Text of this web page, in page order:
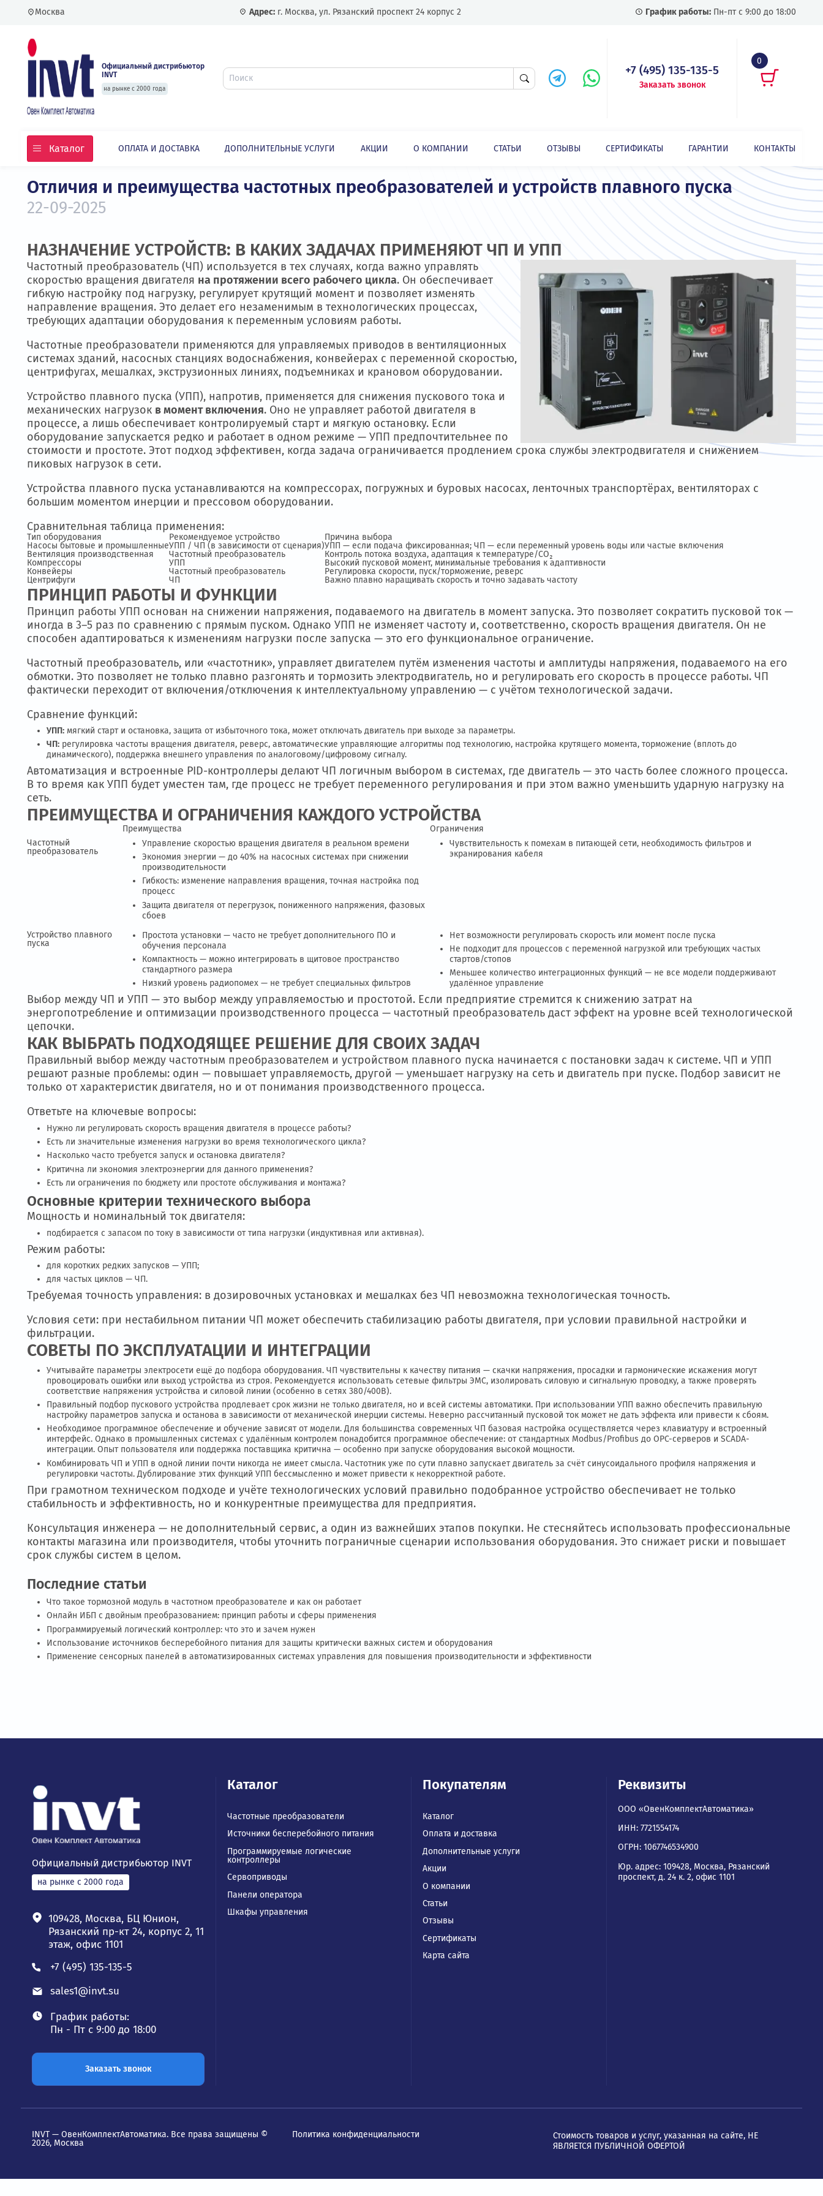
Москва Адрес:г. Москва, ул. Рязанский проспект 24 корпус 2 График работы:Пн-пт
Официальный дистрибьютор
INVT +7 (495) 135-135-5
Каталог СЕРТИФИКАТЫ ГАРАНТИИ
Отличия и преимущества частотных преобразователей и устройств плавного пуска
НАЗНАЧЕНИЕ УСТРОЙСТВ: В КАКИХ ЗАДАЧАХ ПРИМЕНЯЮТ ЧП И УПП
Частотный преобразователь (ЧП) используется в тех случаях, когда важно управлять
скоростью вращения двигателяна протяжении всего рабочего цикла. Он обеспечивает
гибкую настройку под нагрузку, регулирует крутящий момент и позволяет изменять
направление вращения. Это делает его незаменимым в технологических процессах,
требующих адаптации оборудования к переменным условиям работы.
Частотные преобразователи применяются для управляемых приводов в вентиляционных
системах зданий, насосных станциях водоснабжения, конвейерах с переменной скоростью,
центрифугах, мешалках, экструзионных линиях, подъемниках и крановом оборудовании.
Устройство плавного пуска (УПП), напротив, применяется для снижения пускового тока и
механических нагрузок в момент включения. Оно не управляет работой двигателя в
процессе, а лишь обеспечивает контролируемый старт и мягкую остановку. Если
оборудование запускается редко и работает в одном режиме — УПП предпочтительнее по
стоимости и простоте. Этот подход эффективен, когда задача ограничивается продлением срока службы электродвигателя и
Устройства плавного пуска устанавливаются на компрессорах, погружных и буровых насосах, ленточных транспортёрах,
большим моментом инерции и прессовом оборудовании.
Сравнительная таблица применения:
Тип оборудования Рекомендуемое устройство
Насосы бытовые и промышленные УПП / ЧП (в зависимости от сценария)
УПП — если подача фиксированная; ЧП — если переменный уровень воды или частые включения
Вентиляция производственная
Частотный преобразователь Контроль потока воздуха, адаптация к температуре/CO₂
Компрессоры УПП Высокий пусковой момент, минимальные требования к адаптивности
Конвейеры Частотный преобразователь Регулировка скорости, пуск/торможение, реверс
Центрифуги ЧП Важно плавно наращивать скорость и точно задавать частоту
ПРИНЦИП РАБОТЫ И ФУНКЦИИ
Принцип работы УПП основан на снижении напряжения, подаваемого на двигатель в момент запуска. Это позволяет сократить
иногда в 3–5 раз по сравнению с прямым пуском. Однако УПП не изменяет частоту и, соответственно, скорость вращения двигателя.
способен адаптироваться к изменениям нагрузки после запуска — это его функциональное ограничение.
Частотный преобразователь, или «частотник», управляет двигателем путём изменения частоты и амплитуды напряжения,
обмотки. Это позволяет не только плавно разгонять и тормозить электродвигатель, но и регулировать его скорость в процессе
фактически переходит от включения/отключения к интеллектуальному управлению — с учётом технологической задачи.
Сравнение функций:
УПП:мягкий старт и остановка, защита от избыточного тока, может отключать двигатель при выходе за параметры.
регулировка частоты вращения двигателя, реверс, автоматические управляющие алгоритмы под технологию, настройка крутящего момента, торможение (вплоть до
динамического), поддержка внешнего управления по аналоговому/цифровому сигналу.
Автоматизация и встроенные PID-контроллеры делают ЧП логичным выбором в системах, где двигатель — это часть более сложного
В то время как УПП будет уместен там, где процесс не требует переменного регулирования и при этом важно уменьшить ударную
ПРЕИМУЩЕСТВА И ОГРАНИЧЕНИЯ КАЖДОГО УСТРОЙСТВА
Преимущества
Частотный
преобразователь
Управление скоростью вращения двигателя в реальном времени
Экономия энергии — до 40% на насосных системах при снижении
производительности
Гибкость: изменение направления вращения, точная настройка под
процесс
Защита двигателя от перегрузок, пониженного напряжения, фазовых
сбоев
Чувствительность к помехам в питающей сети, необходимость
экранирования кабеля
Устройство плавного
пуска
Простота установки — часто не требует дополнительного ПО и
обучения персонала
Компактность — можно интегрировать в щитовое пространство
стандартного размера
Низкий уровень радиопомех — не требует специальных фильтров
Не подходит для процессов с переменной нагрузкой или требующих
стартов/стопов
Меньшее количество интеграционных функций — не все модели
Выбор между ЧП и УПП — это выбор между управляемостью и простотой. Если предприятие стремится к снижению затрат на
энергопотребление и оптимизации производственного процесса —
цепочки.
КАК ВЫБРАТЬ ПОДХОДЯЩЕЕ РЕШЕНИЕ ДЛЯ СВОИХ ЗАДАЧ
Правильный выбор между частотным преобразователем и устройством плавного пуска начинается с постановки задач к системе.
решают разные проблемы: один — повышает управляемость, другой — уменьшает нагрузку на сеть и двигатель при пуске. Подбор
только от характеристик двигателя, но и от понимания производственного процесса.
Ответьте на ключевые вопросы:
Нужно ли регулировать скорость вращения двигателя в процессе работы?
Есть ли значительные изменения нагрузки во время технологического цикла?
Насколько часто требуется запуск и остановка двигателя?
Критична ли экономия электроэнергии для данного применения?
Есть ли ограничения по бюджету или простоте обслуживания и монтажа?
Основные критерии технического выбора
Мощность и номинальный ток двигателя:
подбирается с запасом по току в зависимости от типа нагрузки (индуктивная или активная).
Режим работы:
для коротких редких запусков — УПП;
для частых циклов — ЧП.
Требуемая точность управления: в дозировочных установках и мешалках без ЧП невозможна технологическая точность.
Условия сети: при нестабильном питании ЧП может обеспечить стабилизацию работы двигателя, при условии правильной настройки
фильтрации.
СОВЕТЫ ПО ЭКСПЛУАТАЦИИ И ИНТЕГРАЦИИ
Учитывайте параметры электросети ещё до подбора оборудования. ЧП чувствительны к качеству питания — скачки напряжения, просадки и гармонические искажения
провоцировать ошибки или выход устройства из строя. Рекомендуется использовать сетевые фильтры ЭМС, изолировать силовую и сигнальную проводку, а также
соответствие напряжения устройства и силовой линии (особенно в сетях 380/400В).
Правильный подбор пускового устройства продлевает срок жизни не только двигателя, но и всей системы автоматики. При использовании УПП важно обеспечить
Необходимое программное обеспечение и обучение зависят от модели. Для большинства современных ЧП базовая настройка осуществляется через клавиатуру и
интерфейс. Однако в промышленных системах с удалённым контролем понадобится программное обеспечение: от стандартных Modbus/Profibus до OPC-серверов и
интеграции. Опыт пользователя или поддержка поставщика критична — особенно при запуске оборудования высокой мощности.
Комбинировать ЧП и УПП в одной линии почти никогда не имеет смысла. Частотник уже по сути плавно запускает двигатель за счёт синусоидального профиля
регулировки частоты. Дублирование этих функций УПП бессмысленно и может привести к некорректной работе.
При грамотном техническом подходе и учёте технологических условий правильно подобранное устройство обеспечивает не только
Что такое тормозной модуль в частотном преобразователе и как он работает
Онлайн ИБП с двойным преобразованием: принцип работы и сферы применения
Программируемый логический контроллер: что это и зачем нужен
Использование источников бесперебойного питания для защиты критически важных систем и оборудования
Применение сенсорных панелей в автоматизированных системах управления для повышения производительности и эффективности
Официальный дистрибьютор INVT
109428, Москва, БЦ Юнион,
Рязанский пр-кт 24, корпус 2, 11
Панели оператора